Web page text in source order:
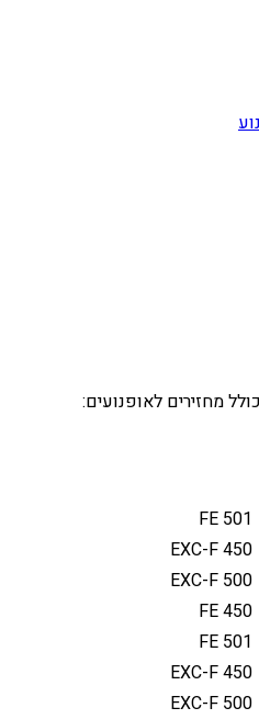
מחזירים לאופנועים:
FE 501
450 EXC-F
500 EXC-F
FE 450
FE 501
450 EXC-F
500 EXC-F